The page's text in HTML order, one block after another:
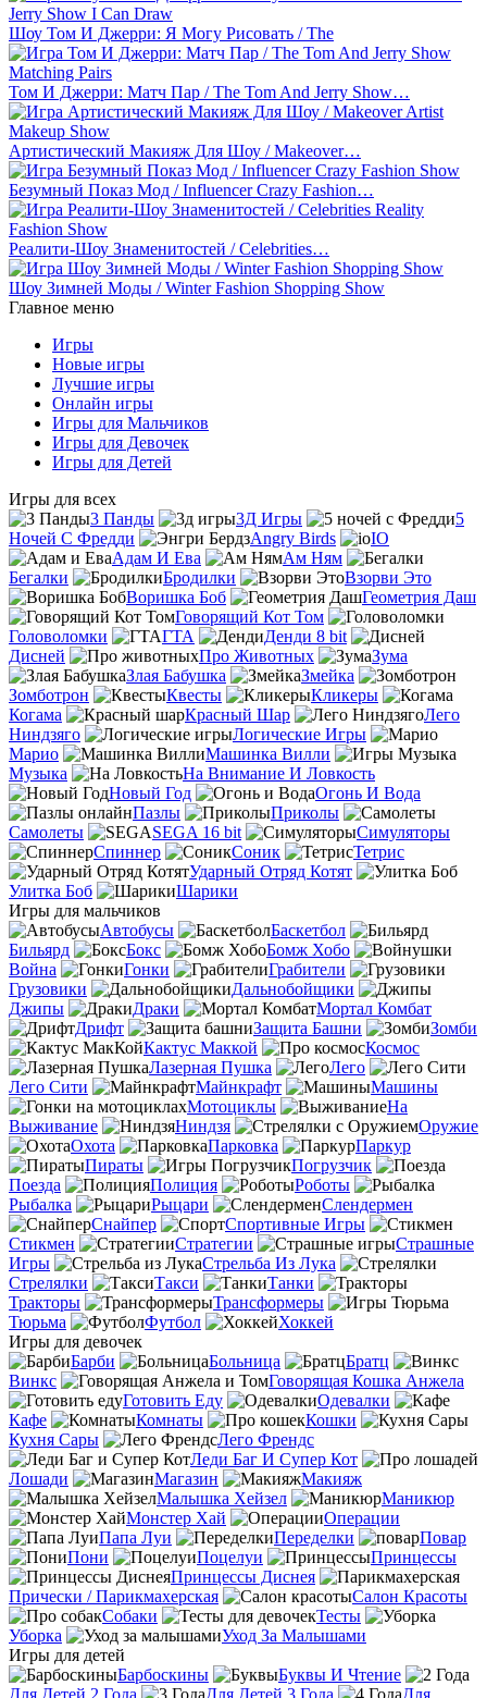
Шоу Том И Джерри: Я Могу Рисовать / The
Том И Джерри: Матч Пар / The Tom And Jerry Show…
Артистический Макияж Для Шоу / Makeover…
Безумный Показ Мод / Influencer Crazy Fashion…
Реалити-Шоу Знаменитостей / Celebrities…
Шоу Зимней Моды / Winter Fashion Shopping Show
Главное меню
Игры
Новые игры
Лучшие игры
Онлайн игры
Игры для Мальчиков
Игры для Девочек
Игры для Детей
Игры для всех
3 Панды
3Д Игры
5
Ночей С Фредди
Angry Birds
IO
Адам И Ева
Ам Ням
Бегалки
Бродилки
Взорви Это
Воришка Боб
Геометрия Даш
Говорящий Кот Том
Головоломки
ГТА
Денди 8 bit
Дисней
Про Животных
Зума
Злая Бабушка
Змейка
Зомботрон
Квесты
Кликеры
Когама
Красный Шар
Лего
Ниндзяго
Логические Игры
Марио
Машинка Вилли
Музыка
На Внимание И Ловкость
Новый Год
Огонь И Вода
Пазлы
Приколы
Самолеты
SEGA 16 bit
Симуляторы
Спиннер
Соник
Тетрис
Ударный Отряд Котят
Улитка Боб
Шарики
Игры для мальчиков
Автобусы
Баскетбол
Бильярд
Бокс
Бомж Хобо
Война
Гонки
Грабители
Грузовики
Дальнобойщики
Джипы
Драки
Мортал Комбат
Дрифт
Защита Башни
Зомби
Кактус Маккой
Космос
Лазерная Пушка
Лего
Лего Сити
Майнкрафт
Машины
Мотоциклы
На
Выживание
Ниндзя
Оружие
Охота
Парковка
Паркур
Пираты
Погрузчик
Поезда
Полиция
Роботы
Рыбалка
Рыцари
Слендермен
Снайпер
Спортивные Игры
Стикмен
Стратегии
Страшные
Игры
Стрельба Из Лука
Стрелялки
Такси
Танки
Тракторы
Трансформеры
Тюрьма
Футбол
Хоккей
Игры для девочек
Барби
Больница
Братц
Винкс
Говорящая Кошка Анжела
Готовить Еду
Одевалки
Кафе
Комнаты
Кошки
Кухня Сары
Лего Френдс
Леди Баг И Супер Кот
Лошади
Магазин
Макияж
Малышка Хейзел
Маникюр
Монстер Хай
Операции
Папа Луи
Переделки
Повар
Пони
Поцелуи
Принцессы
Принцессы Диснея
Прически / Парикмахерская
Салон Красоты
Собаки
Тесты
Уборка
Уход За Малышами
Игры для детей
Барбоскины
Буквы И Чтение
Для Детей 2 Года
Для Детей 3 Года
Для